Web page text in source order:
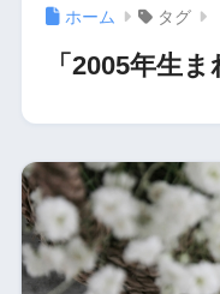
ホーム タグ
「2005年生